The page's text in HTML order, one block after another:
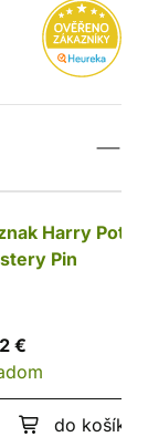
Harry
Pin
€
do košíka